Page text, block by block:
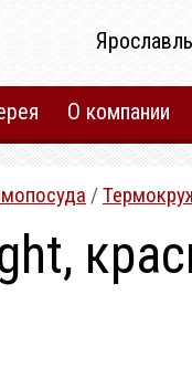
О компании
/